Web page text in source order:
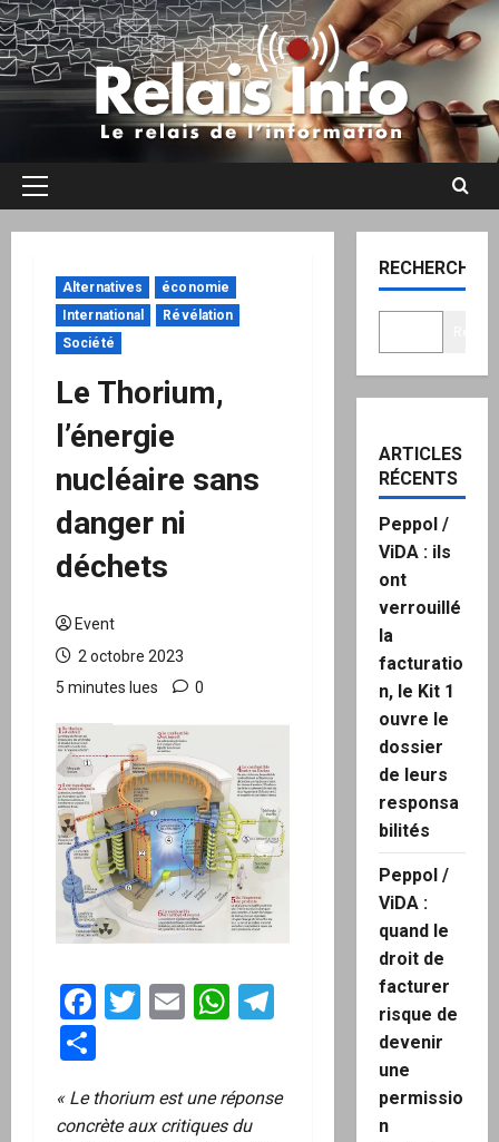
Aller
au
contenu
Menu
Alternatives
économie
International
Révélation
Société
Le Thorium,
l’énergie
nucléaire sans
danger ni
déchets
Event
2 octobre 2023
5 minutes lues
0
Facebook
Twitter
EmailWhatsApp
Telegram
« Le thorium est une réponse
concrète aux critiques du
RECHERCHER
ARTICLES
RÉCENTS
Peppol /
ViDA : ils
ont
verrouillé
la
facturatio
n, le Kit 1
ouvre le
dossier
de leurs
responsa
bilités
Peppol /
ViDA :
quand le
droit de
facturer
risque de
devenir
une
permissio
n